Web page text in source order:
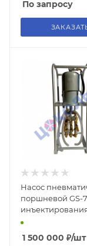
По запросу
Насос
поршневой GS-
1 500 000 ₽/шт